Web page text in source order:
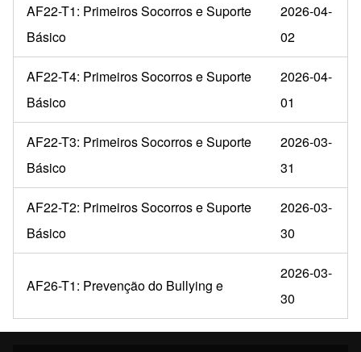
AF22-T1: Primeiros Socorros e Suporte
Básico
2026-04-
02
AF22-T4: Primeiros Socorros e Suporte
Básico
2026-04-
01
AF22-T3: Primeiros Socorros e Suporte
Básico
2026-03-
31
AF22-T2: Primeiros Socorros e Suporte
Básico
2026-03-
30
AF26-T1: Prevenção do Bullying e
2026-03-
30